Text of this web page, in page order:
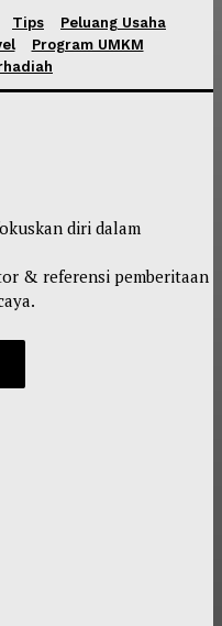
Tips
Peluang Usaha
Program UMKM
diri dalam
& referensi pemberitaan